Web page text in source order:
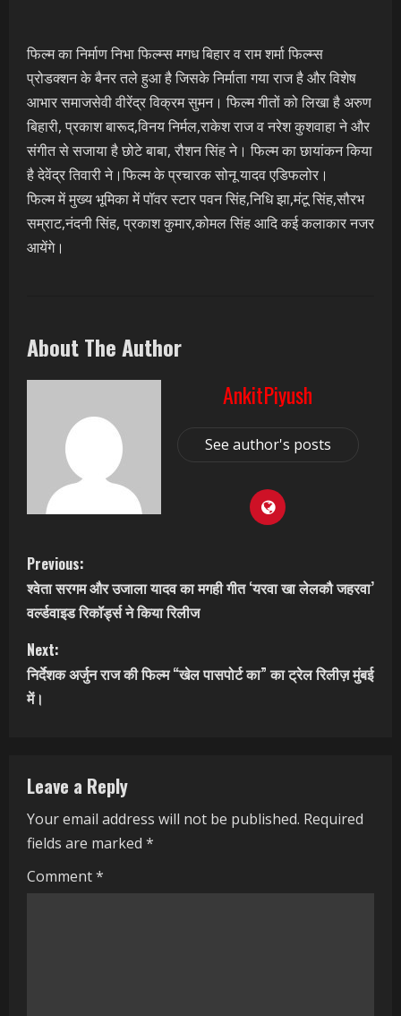
फिल्म का निर्माण निभा फिल्म्स मगध बिहार व राम शर्मा फिल्म्स
प्रोडक्शन के बैनर तले हुआ है जिसके निर्माता गया राज है और विशेष
आभार समाजसेवी वीरेंद्र विक्रम सुमन। फिल्म गीतों को लिखा है अरुण
बिहारी, प्रकाश बारूद,विनय निर्मल,राकेश राज व नरेश कुशवाहा ने और
संगीत से सजाया है छोटे बाबा, रौशन सिंह ने। फिल्म का छायांकन किया
है देवेंद्र तिवारी ने।फिल्म के प्रचारक सोनू यादव एडिफलोर।
फिल्म में मुख्य भूमिका में पॉवर स्टार पवन सिंह,निधि झा,मंटू सिंह,सौरभ
सम्राट,नंदनी सिंह, प्रकाश कुमार,कोमल सिंह आदि कई कलाकार नजर
आयेंगे।
About The Author
AnkitPiyush
See author's posts
C
o
n
t
u
e
R
Previous:
श्वेता सरगम और उजाला यादव का मगही गीत ‘यरवा खा लेलकौ जहरवा’
वर्ल्डवाइड रिकॉर्ड्स ने किया रिलीज
Next:
निर्देशक अर्जुन राज की फिल्म “खेल पासपोर्ट का” का ट्रेल रिलीज़ मुंबई
में।
Leave a Reply
Your email address will not be published. Required
fields are marked *
Comment*